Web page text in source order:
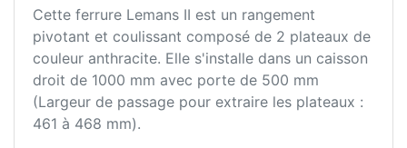
Cette ferrure Lemans II est un rangement
pivotant et coulissant composé de 2 plateaux de
couleur anthracite. Elle s'installe dans un caisson
droit de 1000 mm avec porte de 500 mm
(Largeur de passage pour extraire les plateaux :
461 à 468 mm).